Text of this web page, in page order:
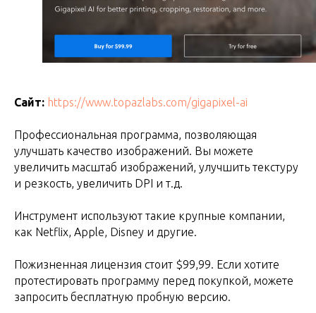
Сайт: https://www.topazlabs.com/gigapixel-ai
Профессиональная программа, позволяющая
улучшать качество изображений. Вы можете
увеличить масштаб изображений, улучшить текстуру
и резкость, увеличить DPI и т.д.
Инструмент используют такие крупные компании,
как Netflix, Apple, Disney и другие.
Пожизненная лицензия стоит $99,99. Если хотите
протестировать программу перед покупкой, можете
запросить бесплатную пробную версию.